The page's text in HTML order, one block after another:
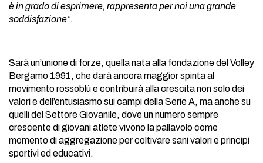
è in grado di esprimere, rappresenta per noi una grande
soddisfazione”.
Sarà un’unione di forze, quella nata alla fondazione del Volley
Bergamo 1991, che darà ancora maggior spinta al
movimento rossoblù e contribuirà alla crescita non solo dei
valori e dell’entusiasmo sui campi della Serie A, ma anche su
quelli del Settore Giovanile, dove un numero sempre
crescente di giovani atlete vivono la pallavolo come
momento di aggregazione per coltivare sani valori e principi
sportivi ed educativi.